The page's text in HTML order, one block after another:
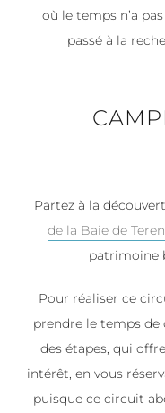
où le temps n’a
passé à la
Partez à la
de la Baie de
patrimoine
Pour réaliser ce
prendre le temps de
des étapes, qui
intérêt, en vous
puisque ce circuit